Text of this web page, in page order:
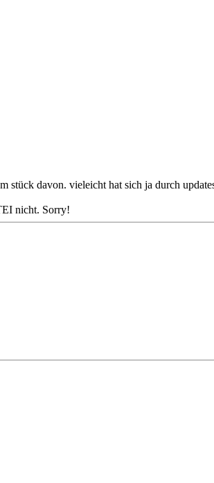
stück davon. vieleicht hat sich ja durch
nicht. Sorry!